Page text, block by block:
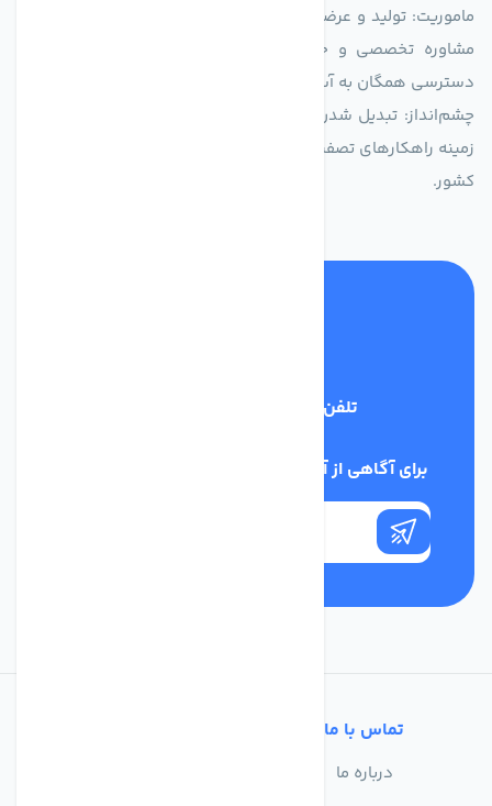
ماموریت: تولید و عرضه محصولاتی با بالاترین استاندارد کیفی، ارائه
مشاوره تخصصی و خدمات پس از فروش مطمئن برای تضمین
دسترسی همگان به آب پاک و سالم.
چشم‌انداز: تبدیل شدن به انتخاب اول صنایع و مصرف‌کنندگان در
زمینه راهکارهای تصفیه آب و ایفای نقشی کلیدی در حفظ منابع آبی
کشور.
تلفن پشتیبانی
برای آگاهی از آخرین اخبار در خبرنامه ما عضو شوید
تماس با ما
درباره ما